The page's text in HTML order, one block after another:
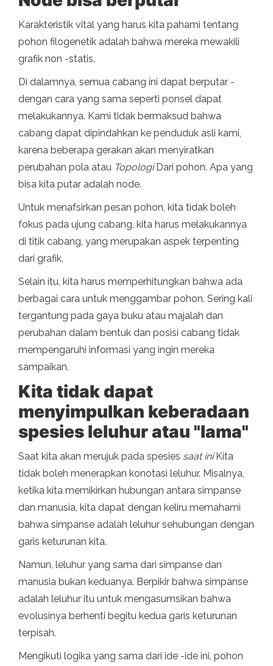
Karakteristik vital yang harus kita pahami tentang
pohon filogenetik adalah bahwa mereka mewakili
grafik non -statis.
Di dalamnya, semua cabang ini dapat berputar -
dengan cara yang sama seperti ponsel dapat
melakukannya. Kami tidak bermaksud bahwa
cabang dapat dipindahkan ke penduduk asli kami,
karena beberapa gerakan akan menyiratkan
perubahan pola atau TopologiDari pohon. Apa yang
bisa kita putar adalah node.
Untuk menafsirkan pesan pohon, kita tidak boleh
fokus pada ujung cabang, kita harus melakukannya
di titik cabang, yang merupakan aspek terpenting
dari grafik.
Selain itu, kita harus memperhitungkan bahwa ada
berbagai cara untuk menggambar pohon. Sering kali
tergantung pada gaya buku atau majalah dan
perubahan dalam bentuk dan posisi cabang tidak
mempengaruhi informasi yang ingin mereka
sampaikan.
Kita tidak dapat
menyimpulkan keberadaan
spesies leluhur atau "lama"
Saat kita akan merujuk pada spesies saat iniKita
tidak boleh menerapkan konotasi leluhur. Misalnya,
ketika kita memikirkan hubungan antara simpanse
dan manusia, kita dapat dengan keliru memahami
bahwa simpanse adalah leluhur sehubungan dengan
garis keturunan kita.
Namun, leluhur yang sama dari simpanse dan
manusia bukan keduanya. Berpikir bahwa simpanse
adalah leluhur itu untuk mengasumsikan bahwa
evolusinya berhenti begitu kedua garis keturunan
terpisah.
Mengikuti logika yang sama dari ide -ide ini, pohon